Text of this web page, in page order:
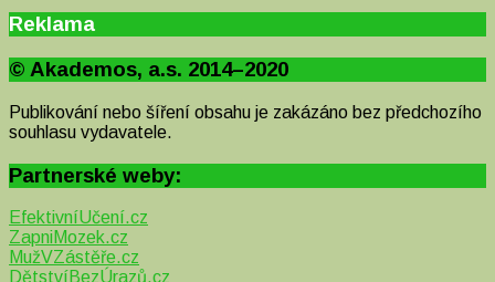
Reklama
© Akademos, a.s. 2014–2020
Publikování nebo šíření obsahu je zakázáno bez předchozího
souhlasu vydavatele.
Partnerské weby:
EfektivníUčení.cz
ZapniMozek.cz
MužVZástěře.cz
DětstvíBezÚrazů.cz